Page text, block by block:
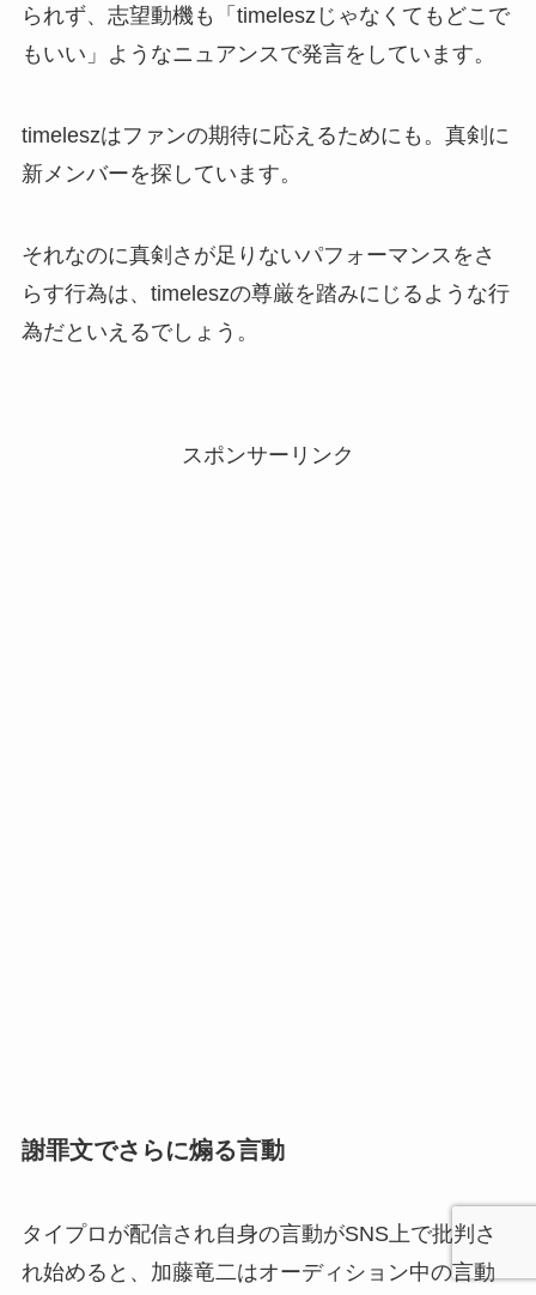
られず、志望動機も「timeleszじゃなくてもどこで
もいい」ようなニュアンスで発言をしています。
timeleszはファンの期待に応えるためにも。真剣に
新メンバーを探しています。
それなのに真剣さが足りないパフォーマンスをさ
らす行為は、timeleszの尊厳を踏みにじるような行
為だといえるでしょう。
スポンサーリンク
謝罪文でさらに煽る言動
タイプロが配信され自身の言動がSNS上で批判さ
れ始めると、加藤竜二はオーディション中の言動